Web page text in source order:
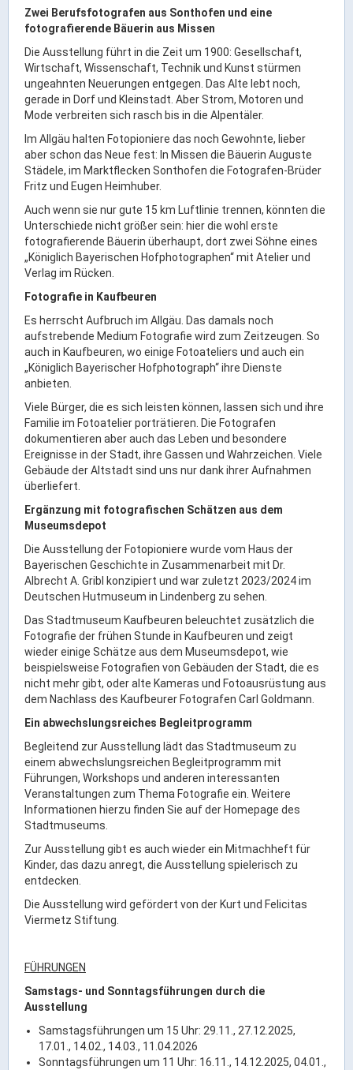
Willkommen in der Altstadt
ÖPNV
Engagement, Ehrenamt & Vereine
Gesundheit
Integration & Vielfalt
Kultur
Kulturgenießer
Kulturmacher
Persönlichkeiten
Wirtschaft & Handel
Wirtschaftsstandort
Gewerbegebiete
Gründung
Marketing-Kampagne
Tourismus- & Stadtmarketing
Zwei Berufsfotografen aus Sonthofen und eine
fotografierende Bäuerin aus Missen
Die Ausstellung führt in die Zeit um 1900: Gesellschaft,
Wirtschaft, Wissenschaft, Technik und Kunst stürmen
ungeahnten Neuerungen entgegen. Das Alte lebt noch,
gerade in Dorf und Kleinstadt. Aber Strom, Motoren und
Mode verbreiten sich rasch bis in die Alpentäler.
Im Allgäu halten Fotopioniere das noch Gewohnte, lieber
aber schon das Neue fest: In Missen die Bäuerin Auguste
Städele, im Marktflecken Sonthofen die Fotografen-Brüder
Fritz und Eugen Heimhuber.
Auch wenn sie nur gute 15 km Luftlinie trennen, könnten die
Unterschiede nicht größer sein: hier die wohl erste
fotografierende Bäuerin überhaupt, dort zwei Söhne eines
„Königlich Bayerischen Hofphotographen“ mit Atelier und
Verlag im Rücken.
Fotografie in Kaufbeuren
Es herrscht Aufbruch im Allgäu. Das damals noch
aufstrebende Medium Fotografie wird zum Zeitzeugen. So
auch in Kaufbeuren, wo einige Fotoateliers und auch ein
„Königlich Bayerischer Hofphotograph“ ihre Dienste
anbieten.
Viele Bürger, die es sich leisten können, lassen sich und ihre
Familie im Fotoatelier porträtieren. Die Fotografen
dokumentieren aber auch das Leben und besondere
Ereignisse in der Stadt, ihre Gassen und Wahrzeichen. Viele
Gebäude der Altstadt sind uns nur dank ihrer Aufnahmen
überliefert.
Ergänzung mit fotografischen Schätzen aus dem
Museumsdepot
Die Ausstellung der Fotopioniere wurde vom Haus der
Bayerischen Geschichte in Zusammenarbeit mit Dr.
Albrecht A. Gribl konzipiert und war zuletzt 2023/2024 im
Deutschen Hutmuseum in Lindenberg zu sehen.
Das Stadtmuseum Kaufbeuren beleuchtet zusätzlich die
Fotografie der frühen Stunde in Kaufbeuren und zeigt
wieder einige Schätze aus dem Museumsdepot, wie
beispielsweise Fotografien von Gebäuden der Stadt, die es
nicht mehr gibt, oder alte Kameras und Fotoausrüstung aus
dem Nachlass des Kaufbeurer Fotografen Carl Goldmann.
Ein abwechslungsreiches Begleitprogramm
Begleitend zur Ausstellung lädt das Stadtmuseum zu
einem abwechslungsreichen Begleitprogramm mit
Führungen, Workshops und anderen interessanten
Veranstaltungen zum Thema Fotografie ein. Weitere
Informationen hierzu finden Sie auf der Homepage des
Stadtmuseums.
Zur Ausstellung gibt es auch wieder ein Mitmachheft für
Kinder, das dazu anregt, die Ausstellung spielerisch zu
entdecken.
Die Ausstellung wird gefördert von der Kurt und Felicitas
Viermetz Stiftung.
FÜHRUNGEN
Samstags- und Sonntagsführungen durch die
Ausstellung
Samstagsführungen um 15 Uhr: 29.11., 27.12.2025,
17.01., 14.02., 14.03., 11.04.2026
Sonntagsführungen um 11 Uhr: 16.11., 14.12.2025, 04.01.,